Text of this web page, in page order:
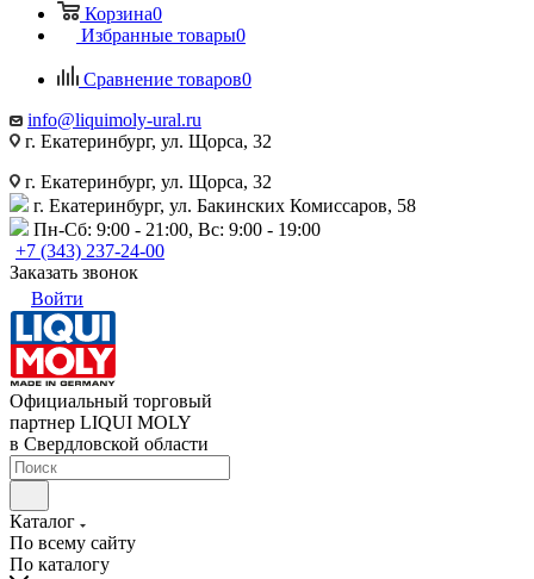
Корзина0
Избранные товары0
Сравнение товаров0
info@liquimoly-ural.ru
г. Екатеринбург, ул. Щорса, 32
г. Екатеринбург, ул. Щорса, 32
г. Екатеринбург, ул. Бакинских Комиссаров, 58
Пн-Сб: 9:00 - 21:00, Вс: 9:00 - 19:00
+7 (343) 237-24-00
Заказать звонок
Войти
Официальный торговый
партнер LIQUI MOLY
в Свердловской области
Каталог
По всему сайту
По каталогу